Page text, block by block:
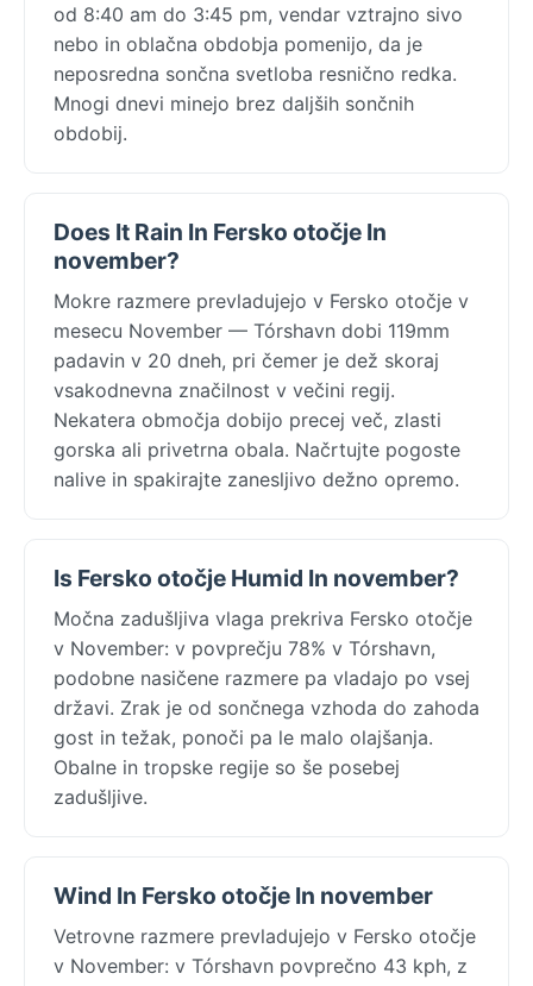
od 8:40 am do 3:45 pm, vendar vztrajno sivo
nebo in oblačna obdobja pomenijo, da je
neposredna sončna svetloba resnično redka.
Mnogi dnevi minejo brez daljših sončnih
obdobij.
Does It Rain In Fersko otočje In
november?
Mokre razmere prevladujejo v Fersko otočje v
mesecu November — Tórshavn dobi 119mm
padavin v 20 dneh, pri čemer je dež skoraj
vsakodnevna značilnost v večini regij.
Nekatera območja dobijo precej več, zlasti
gorska ali privetrna obala. Načrtujte pogoste
nalive in spakirajte zanesljivo dežno opremo.
Is Fersko otočje Humid In november?
Močna zadušljiva vlaga prekriva Fersko otočje
v November: v povprečju 78% v Tórshavn,
podobne nasičene razmere pa vladajo po vsej
državi. Zrak je od sončnega vzhoda do zahoda
gost in težak, ponoči pa le malo olajšanja.
Obalne in tropske regije so še posebej
zadušljive.
Wind In Fersko otočje In november
Vetrovne razmere prevladujejo v Fersko otočje
v November: v Tórshavn povprečno 43 kph, z